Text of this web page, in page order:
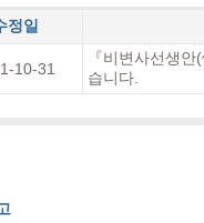
정일
10-31
『비변사선생
습니다.